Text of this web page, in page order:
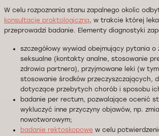
W celu rozpoznania stanu zapalnego okolic
konsultację proktologiczną, w trakcie której
przeprowadzi badanie. Elementy diagnostyki
szczegółowy wywiad obejmujący pytania o
seksualne (kontakty analne, stosowanie
zdrowia partnera), przyjmowane leki (w
stosowanie środków przeczyszczających,
dotyczące przebytych chorób i sposobu
badanie per rectum, pozwalające ocenić
wykluczyć inne przyczyny objawów, np.
nowotworowym;
badanie rektoskopowe w celu